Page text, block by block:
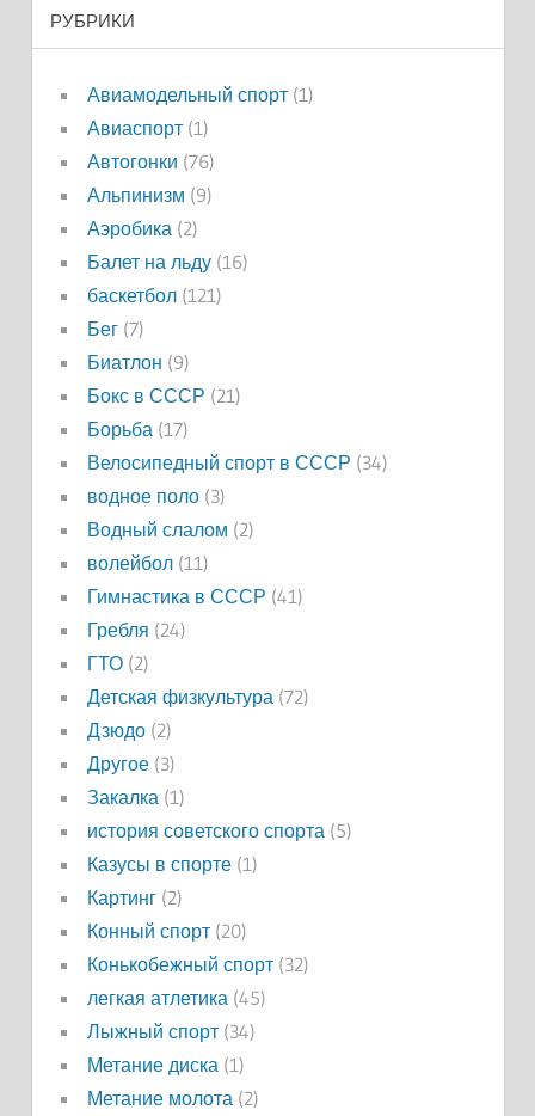
РУБРИКИ
Авиамодельный спорт(1)
Авиаспорт(1)
Автогонки (76)
Альпинизм (9)
Аэробика (2)
Балет на льду(16)
баскетбол(121)
Бег(7)
Биатлон (9)
Бокс в СССР (21)
Борьба (17)
Велосипедный спорт в СССР (34)
водное поло(3)
Водный слалом (2)
волейбол(11)
Гимнастика в СССР (41)
Гребля (24)
ГТО(2)
Детская физкультура (72)
Дзюдо(2)
Другое(3)
Закалка (1)
история советского спорта (5)
Казусы в спорте(1)
Картинг(2)
Конный спорт(20)
Конькобежный спорт(32)
легкая атлетика (45)
Лыжный спорт(34)
Метание диска (1)
Метание молота (2)